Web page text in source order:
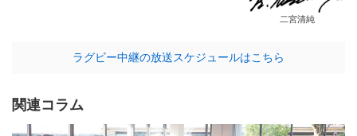
二宮清純
ラグビー中継の放送スケジュールはこちら
関連コラム